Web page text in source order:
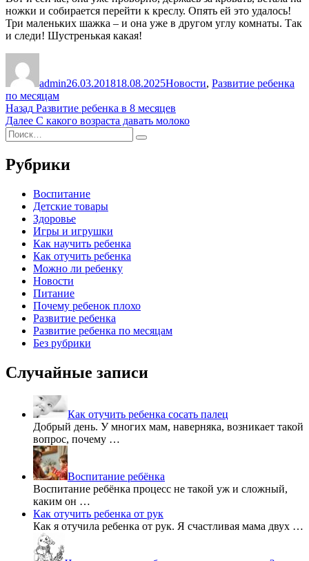
ножки и собирается перейти к креслу. Опять ей это удалось!
Три маленьких шажка – и она уже в другом углу комнаты. Так
и следи! Шустренькая какая!
admin26.03.201818.08.2025Новости, Развитие ребенка
по месяцам
Навигация
по
записям
Назад Предыдущая
запись:
Развитие ребенка в 8 месяцев
Далее Следующая
С какого возраста давать молоко
Искать:
Поиск
Рубрики
Воспитание
Детские товары
Здоровье
Игры и игрушки
Как научить ребенка
Как отучить ребенка
Можно ли ребенку
Новости
Питание
Почему ребенок плохо
Развитие ребенка
Развитие ребенка по месяцам
Без рубрики
Случайные записи
Как отучить ребенка сосать палец
Добрый день. У многих мам, наверняка, возникает такой
вопрос, почему …
Воспитание ребёнка
Воспитание ребёнка процесс не такой уж и сложный,
каким он …
Как отучить ребенка от рук
Как я отучила ребенка от рук. Я счастливая мама двух …